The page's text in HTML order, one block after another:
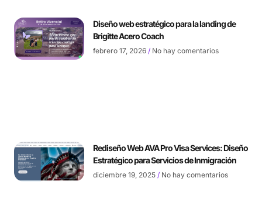
Diseño web estratégico para la landing de
Brigitte Acero Coach
febrero 17, 2026 No hay comentarios
Rediseño Web AVA Pro Visa Services: Diseño
Estratégico para Servicios de Inmigración
diciembre 19, 2025 No hay comentarios